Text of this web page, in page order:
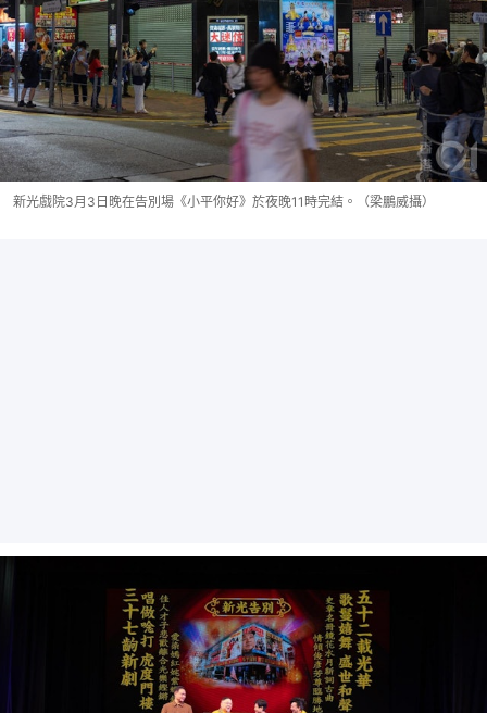
新光戲院3月3日晚在告別場《小平你好》於夜晚11時完結。（梁鵬威攝）